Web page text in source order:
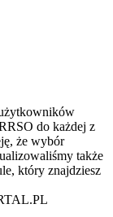
do każdej z
że wybór
także
który znajdziesz